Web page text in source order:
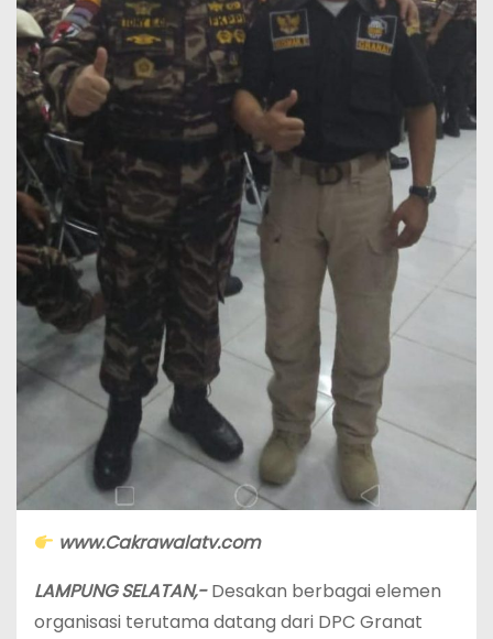
www.Cakrawalatv.com
LAMPUNG SELATAN,-Desakan berbagai elemen
organisasi terutama datang dari DPC Granat